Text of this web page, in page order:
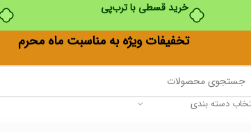
خرید قسطی با ترب‌پی
تخفیفات ویژه به مناسبت ماه محرم
دسته بندی